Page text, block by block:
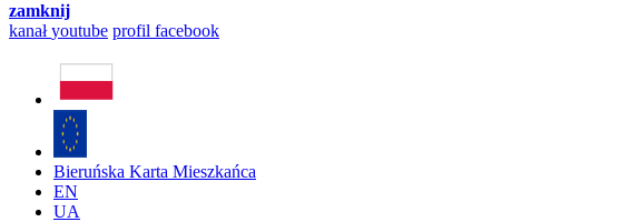
zamknij
kanałyoutube profil facebook
Bieruńska Karta Mieszkańca
EN
UA